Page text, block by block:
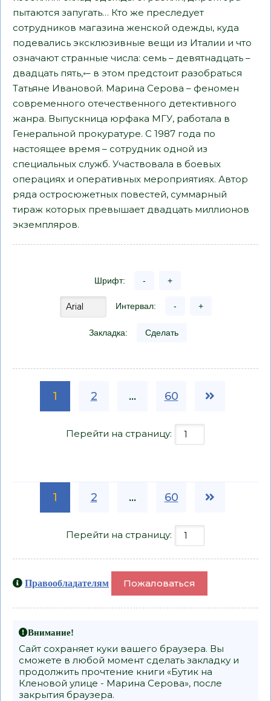
пытаются запугать… Кто же преследует
сотрудников магазина женской одежды, куда
подевались эксклюзивные вещи из Италии и что
означают странные числа: семь – девятнадцать –
двадцать пять,◦– в этом предстоит разобраться
Татьяне Ивановой. Марина Серова – феномен
современного отечественного детективного
жанра. Выпускница юрфака МГУ, работала в
Генеральной прокуратуре. С 1987 года по
настоящее время – сотрудник одной из
специальных служб. Участвовала в боевых
операциях и оперативных мероприятиях. Автор
ряда остросюжетных повестей, суммарный
тираж которых превышает двадцать миллионов
экземпляров.
Шрифт: - +
Интервал: - +
Закладка: Сделать
1 2 ... 60
Перейти на страницу:
1 2 ... 60
Перейти на страницу:
Правообладателям Пожаловаться
Внимание!
Сайт сохраняет куки вашего браузера. Вы
сможете в любой момент сделать закладку и
продолжить прочтение книги «Бутик на
Кленовой улице - Марина Серова», после
закрытия браузера.